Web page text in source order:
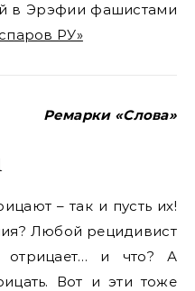
в Эрэфии фашистами
РУ»
Ремарки «Слова»
– так и пусть их!
Любой рецидивист
отрицает… и что? А
Вот и эти тоже